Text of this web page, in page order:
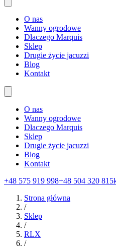
O nas
Wanny ogrodowe
Dlaczego Marquis
Sklep
Drugie życie jacuzzi
Blog
Kontakt
O nas
Wanny ogrodowe
Dlaczego Marquis
Sklep
Drugie życie jacuzzi
Blog
Kontakt
+48 575 919 998+48 504 320 815
Strona główna
/
Sklep
/
RLX
/